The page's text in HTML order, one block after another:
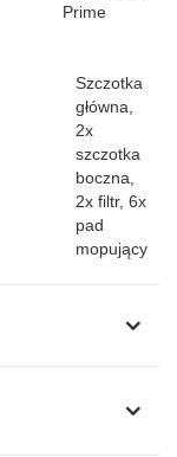
Prime
Szczotka
główna,
2x
szczotka
boczna,
2x filtr, 6x
pad
mopujący